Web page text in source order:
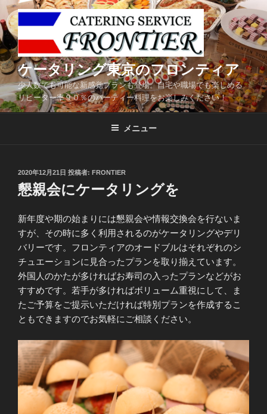
コ
ン
テ
ン
ツ
へ
キ
ケータリング東京のフロンティア
少人数でも可能な新感覚プランも登場。自宅や職場でも楽しめる
リピーター率９０％のパーティー料理をお楽しみください！
メニュー
投
稿
日:
2020年12月21日 投稿者: FRONTIER
懇親会にケータリングを
新年度や期の始まりには懇親会や情報交換会を行ないま
すが、その時に多く利用されるのがケータリングやデリ
バリーです。フロンティアのオードブルはそれぞれのシ
チュエーションに見合ったプランを取り揃えています。
外国人のかたが多ければお寿司の入ったプランなどがお
すすめです。若手が多ければボリューム重視にして、ま
たご予算をご提示いただければ特別プランを作成するこ
ともできますのでお気軽にご相談ください。